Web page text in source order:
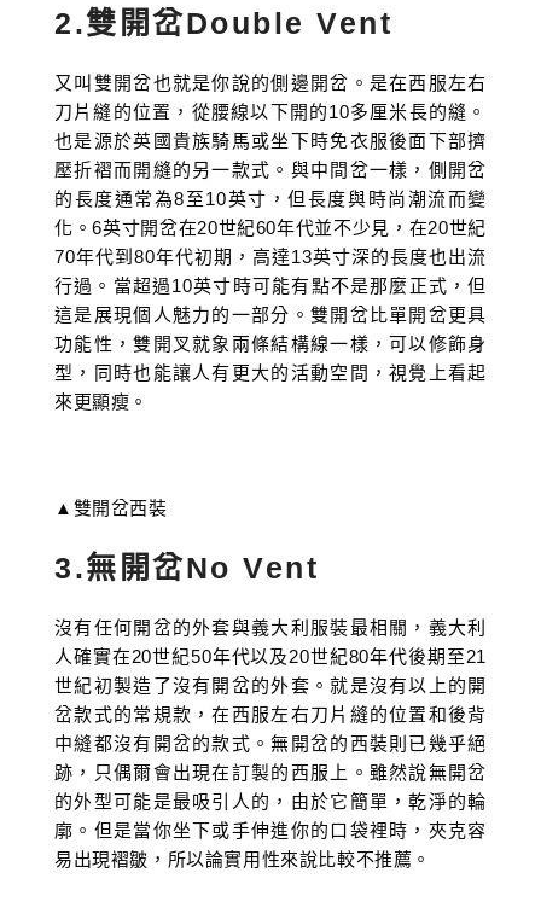
2.雙開岔Double Vent
又叫雙開岔也就是你說的側邊開岔。是在西服左右
刀片縫的位置，從腰線以下開的10多厘米長的縫。
也是源於英國貴族騎馬或坐下時免衣服後面下部擠
壓折褶而開縫的另一款式。與中間岔一樣，側開岔
的長度通常為8至10英寸，但長度與時尚潮流而變
化。6英寸開岔在20世紀60年代並不少見，在20世紀
70年代到80年代初期，高達13英寸深的長度也出流
行過。當超過10英寸時可能有點不是那麼正式，但
這是展現個人魅力的一部分。雙開岔比單開岔更具
功能性，雙開叉就象兩條結構線一樣，可以修飾身
型，同時也能讓人有更大的活動空間，視覺上看起
來更顯瘦。
▲雙開岔西裝
3.無開岔No Vent
沒有任何開岔的外套與義大利服裝最相關，義大利
人確實在20世紀50年代以及20世紀80年代後期至21
世紀初製造了沒有開岔的外套。就是沒有以上的開
岔款式的常規款，在西服左右刀片縫的位置和後背
中縫都沒有開岔的款式。無開岔的西裝則已幾乎絕
跡，只偶爾會出現在訂製的西服上。雖然說無開岔
的外型可能是最吸引人的，由於它簡單，乾淨的輪
廓。但是當你坐下或手伸進你的口袋裡時，夾克容
易出現褶皺，所以論實用性來說比較不推薦。